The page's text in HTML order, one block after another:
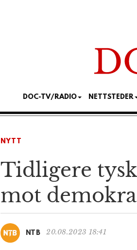
DOC-TV/RADIO NETTSTEDER
NYTT
Tidligere
mot
NTB 20.08.2023 18:41